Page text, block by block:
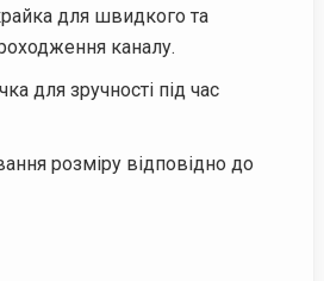
для швидкого та
каналу.
для зручності під час
розміру відповідно до